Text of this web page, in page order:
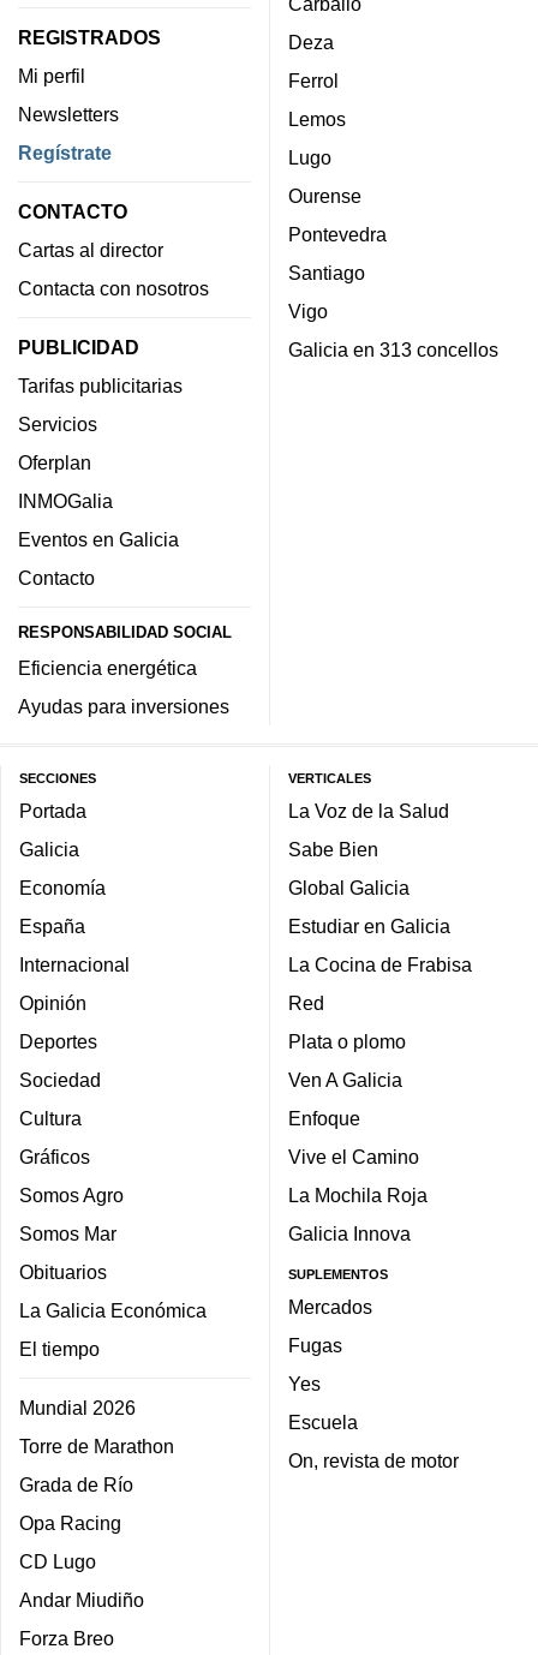
REGISTRADOS
Mi perfil
Newsletters
Regístrate
CONTACTO
Cartas al director
Contacta con nosotros
PUBLICIDAD
Tarifas publicitarias
Servicios
Oferplan
INMOGalia
Eventos en Galicia
Contacto
RESPONSABILIDAD SOCIAL
Eficiencia energética
Ayudas para inversiones
Deza
Ferrol
Lemos
Lugo
Ourense
Pontevedra
Santiago
Vigo
Galicia en 313 concellos
SECCIONES
Portada
Galicia
Economía
España
Internacional
Opinión
Deportes
Sociedad
Cultura
Gráficos
Somos Agro
Somos Mar
Obituarios
La Galicia Económica
El tiempo
Mundial 2026
Torre de Marathon
Grada de Río
Opa Racing
CD Lugo
Andar Miudiño
Forza Breo
VERTICALES
La Voz de la Salud
Sabe Bien
Global Galicia
Estudiar en Galicia
La Cocina de Frabisa
Red
Plata o plomo
Ven A Galicia
Enfoque
Vive el Camino
La Mochila Roja
Galicia Innova
SUPLEMENTOS
Mercados
Fugas
Yes
Escuela
On, revista de motor